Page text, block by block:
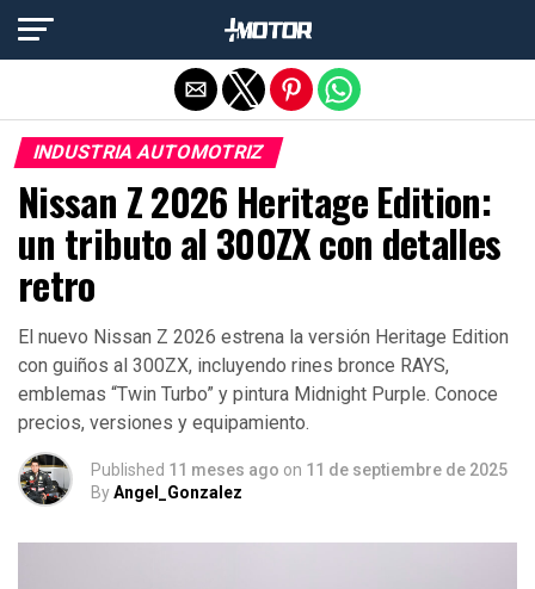
INDUSTRIA AUTOMOTRIZ
Nissan Z 2026 Heritage Edition:
un tributo al 300ZX con detalles
retro
El nuevo Nissan Z 2026 estrena la versión Heritage Edition
con guiños al 300ZX, incluyendo rines bronce RAYS,
emblemas “Twin Turbo” y pintura Midnight Purple. Conoce
precios, versiones y equipamiento.
Published 11 meses ago on 11 de septiembre de 2025
ByAngel_Gonzalez
Salir de la versión móvil